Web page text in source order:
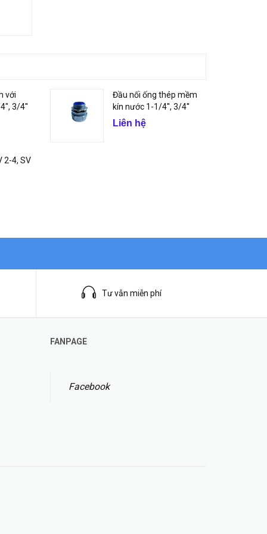
với
3/4''
Đầu nối ống thép mềm
kín nước 1-1/4'', 3/4''
Liên hệ
2-4, SV
Tư vẫn miễn phí
FANPAGE
Facebook